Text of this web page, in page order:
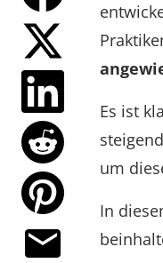
Es ist
um
In